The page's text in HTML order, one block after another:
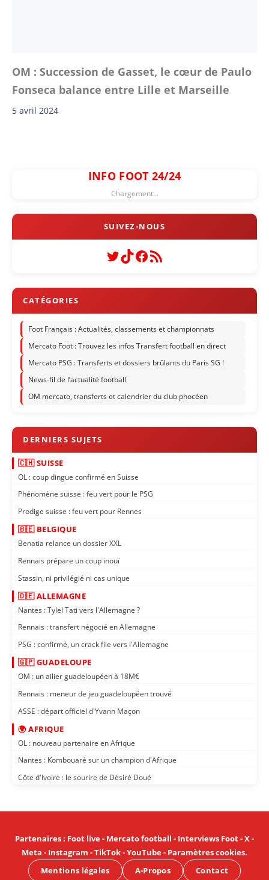
OM : Succession de Gasset, le cœur de Paulo
Fonseca balance entre Lille et Marseille
5 avril 2024
INFO FOOT 24/24
Chargement...
Twitter
TikTok
Facebook
Flux RSS
Foot Français : Actualités, classements et championnats
Mercato Foot : Trouvez les infos Transfert football en direct
Mercato PSG : Transferts et dossiers brûlants du Paris SG !
News-fil de l’actualité football
OM mercato, transferts et calendrier du club phocéen
🇨🇭 SUISSE
OL : coup dingue confirmé en Suisse
Phénomène suisse : feu vert pour le PSG
Prodige suisse : feu vert pour Rennes
🇧🇪 BELGIQUE
Benatia relance un dossier XXL
Rennais prépare un coup inouï
Stassin, ni privilégié ni cas unique
🇩🇪 ALLEMAGNE
Nantes : Tylel Tati vers l'Allemagne ?
Rennais : transfert négocié en Allemagne
PSG : confirmé, un crack file vers l'Allemagne
🇬🇵 GUADELOUPE
OM : un ailier guadeloupéen à 18M€
Rennais : meneur de jeu guadeloupéen trouvé
ASSE : départ officiel d'Yvann Maçon
🌍 AFRIQUE
OL : nouveau partenaire en Afrique
Nantes : Kombouaré sur un champion d'Afrique
Côte d'Ivoire : le sourire de Désiré Doué
Partenaires: Foot live- Mercato football - Interviews Foot-X-
Meta - Instagram -TikTok-YouTube- Paramètres cookies.
Mentions légales
A-Propos Contact